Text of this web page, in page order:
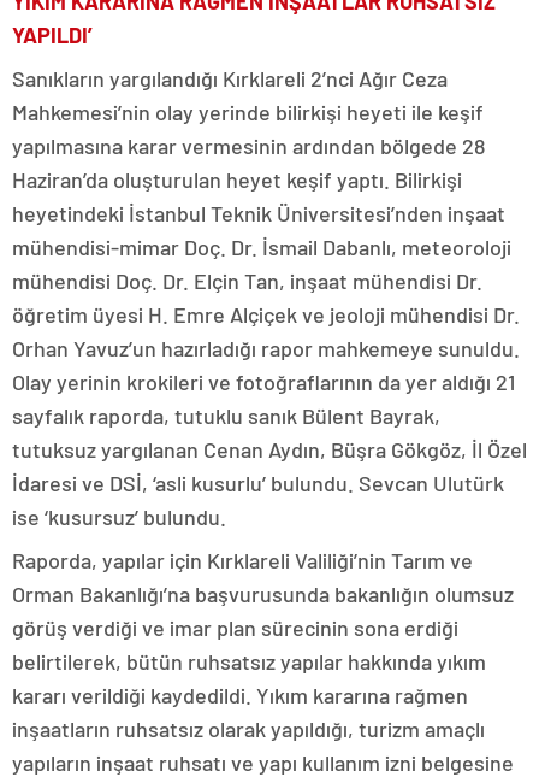
YAPILDI’
Sanıkların yargılandığı Kırklareli 2’nci Ağır Ceza
Mahkemesi’nin olay yerinde bilirkişi heyeti ile keşif
yapılmasına karar vermesinin ardından bölgede 28
Haziran’da oluşturulan heyet keşif yaptı. Bilirkişi
heyetindeki İstanbul Teknik Üniversitesi’nden inşaat
mühendisi-mimar Doç. Dr. İsmail Dabanlı, meteoroloji
mühendisi Doç. Dr. Elçin Tan, inşaat mühendisi Dr.
öğretim üyesi H. Emre Alçiçek ve jeoloji mühendisi Dr.
Orhan Yavuz’un hazırladığı rapor mahkemeye sunuldu.
Olay yerinin krokileri ve fotoğraflarının da yer aldığı 21
sayfalık raporda, tutuklu sanık Bülent Bayrak,
tutuksuz yargılanan Cenan Aydın, Büşra Gökgöz, İl Özel
İdaresi ve DSİ, ‘asli kusurlu’ bulundu. Sevcan Ulutürk
ise ‘kusursuz’ bulundu.
Raporda, yapılar için Kırklareli Valiliği’nin Tarım ve
Orman Bakanlığı’na başvurusunda bakanlığın olumsuz
görüş verdiği ve imar plan sürecinin sona erdiği
belirtilerek, bütün ruhsatsız yapılar hakkında yıkım
kararı verildiği kaydedildi. Yıkım kararına rağmen
inşaatların ruhsatsız olarak yapıldığı, turizm amaçlı
yapıların inşaat ruhsatı ve yapı kullanım izni belgesine